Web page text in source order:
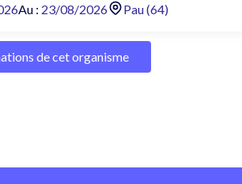
Au : 23/08/2026 Pau (64)
de cet organisme